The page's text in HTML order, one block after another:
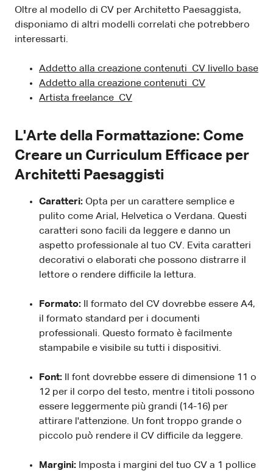
Oltre al modello di CV per Architetto Paesaggista,
disponiamo di altri modelli correlati che potrebbero
interessarti.
Addetto alla creazione contenuti CV livello base
Addetto alla creazione contenuti CV
Artista freelance CV
L'Arte della Formattazione: Come
Creare un Curriculum Efficace per
Architetti Paesaggisti
Caratteri: Opta per un carattere semplice e
pulito come Arial, Helvetica o Verdana. Questi
caratteri sono facili da leggere e danno un
aspetto professionale al tuo CV. Evita caratteri
decorativi o elaborati che possono distrarre il
lettore o rendere difficile la lettura.
Formato: Il formato del CV dovrebbe essere A4,
il formato standard per i documenti
professionali. Questo formato è facilmente
stampabile e visibile su tutti i dispositivi.
Font:
Il font dovrebbe essere di dimensione 11 o
12 per il corpo del testo, mentre i titoli possono
essere leggermente più grandi (14-16) per
attirare l'attenzione. Un font troppo grande o
piccolo può rendere il CV difficile da leggere.
Margini: Imposta i margini del tuo CV a 1 pollice